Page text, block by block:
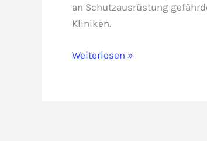
an Schutzausrüstung
Kliniken.
Versorgungssicherheit
Weiterlesen »